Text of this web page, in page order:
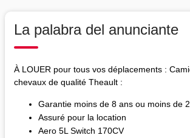
La palabra del anunciante
À LOUER pour tous vos déplacements :
chevaux de qualité Theault :
Garantie moins de 8 ans ou moins de
Assuré pour la location
Aero 5L Switch 170CV